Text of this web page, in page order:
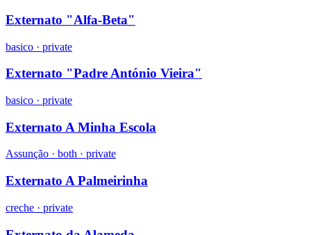
Externato "Alfa-Beta"
basico · private
Externato "Padre António Vieira"
basico · private
Externato A Minha Escola
Assunção · both · private
Externato A Palmeirinha
creche · private